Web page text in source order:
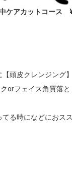
中ケアカットコー
頭皮クレンジング
orフェイス角質落